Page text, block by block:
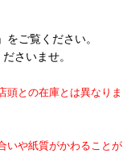
」をご覧ください。
さいませ。
頭との在庫とは異なりま
いや紙質がかわることが